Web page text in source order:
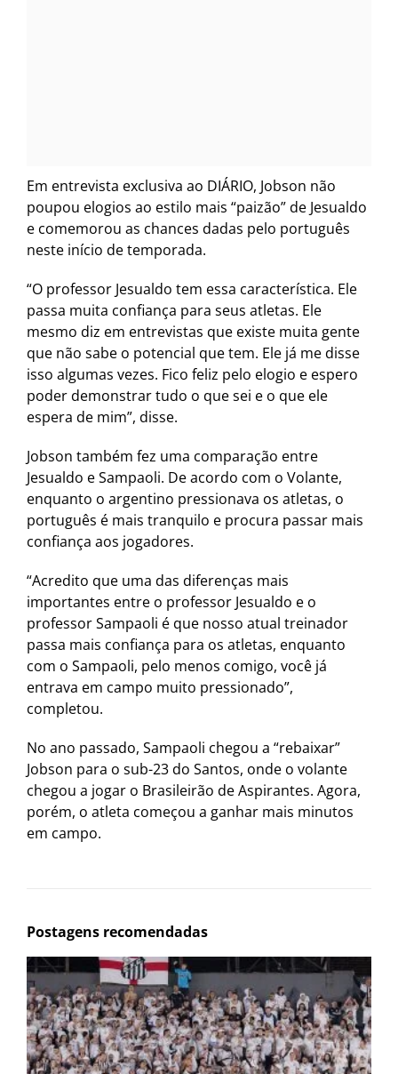
Em entrevista exclusiva ao DIÁRIO, Jobson não
poupou elogios ao estilo mais “paizão” de Jesualdo
e comemorou as chances dadas pelo português
neste início de temporada.
“O professor Jesualdo tem essa característica. Ele
passa muita confiança para seus atletas. Ele
mesmo diz em entrevistas que existe muita gente
que não sabe o potencial que tem. Ele já me disse
isso algumas vezes. Fico feliz pelo elogio e espero
poder demonstrar tudo o que sei e o que ele
espera de mim”, disse.
Jobson também fez uma comparação entre
Jesualdo e Sampaoli. De acordo com o Volante,
enquanto o argentino pressionava os atletas, o
português é mais tranquilo e procura passar mais
confiança aos jogadores.
“Acredito que uma das diferenças mais
importantes entre o professor Jesualdo e o
professor Sampaoli é que nosso atual treinador
passa mais confiança para os atletas, enquanto
com o Sampaoli, pelo menos comigo, você já
entrava em campo muito pressionado”,
completou.
No ano passado, Sampaoli chegou a “rebaixar”
Jobson para o sub-23 do Santos, onde o volante
chegou a jogar o Brasileirão de Aspirantes. Agora,
porém, o atleta começou a ganhar mais minutos
em campo.
Postagens recomendadas